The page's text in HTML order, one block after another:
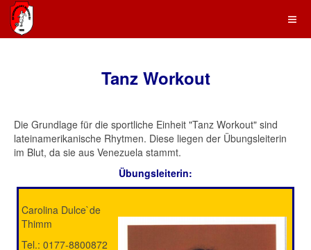
Tanz Workout
Die Grundlage für die sportliche Einheit "Tanz Workout" sind
lateinamerikanische Rhytmen. Diese liegen der Übungsleiterin
im Blut, da sie aus Venezuela stammt.
Übungsleiterin:
Carolina Dulce`de
Thimm
Tel.: 0177-8800872